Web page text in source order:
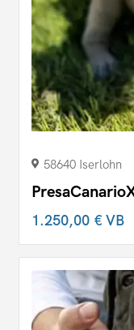
58640 Iserlohn
1.250,00 €VB